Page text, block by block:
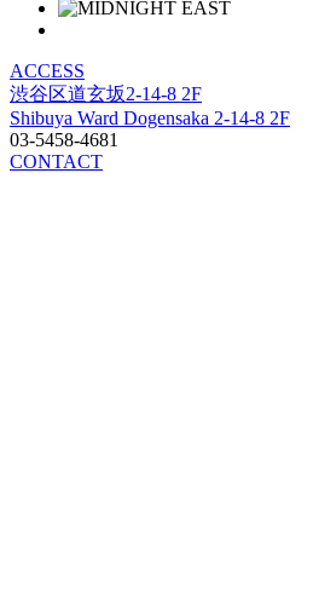
ACCESS
渋谷区道玄坂2-14-8 2F
Shibuya Ward Dogensaka 2-14-8 2F
03-5458-4681
CONTACT